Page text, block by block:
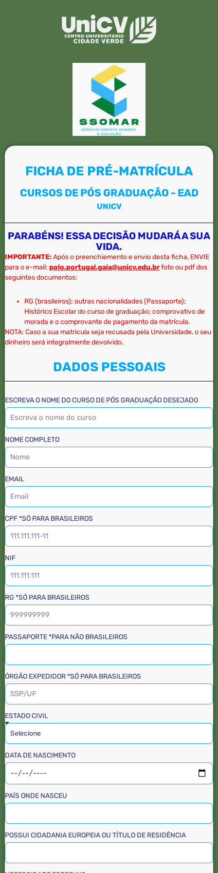
FICHA DE PRÉ-MATRÍCULA
CURSOS DE PÓS GRADUAÇÃO - EAD
UNICV
PARABÉNS! ESSA DECISÃO MUDARÁ A SUA
VIDA.
IMPORTANTE:Após o preenchiemento e envio desta ficha, ENVIE
para o e-mail: polo.portugal.gaia@unicv.edu.brfoto ou pdf dos
seguintes documentos:
RG (brasileiros); outras nacionalidades (Passaporte);
Histórico Escolar do curso de graduação; comprovativo de
morada e o comprovante de pagamento da matrícula.
NOTA: Caso a sua matricula seja recusada pela Universidade, o seu
dinheiro será integralmente devolvido.
DADOS PESSOAIS
ESCREVA O NOME DO CURSO DE PÓS GRADUAÇÃO DESEJADO
NOME COMPLETO
EMAIL
CPF *SÓ PARA BRASILEIROS
NIF
RG *SÓ PARA BRASILEIROS
PASSAPORTE *PARA NÃO BRASILEIROS
ÓRGÃO EXPEDIDOR *SÓ PARA BRASILEIROS
ESTADO CIVIL
DATA DE NASCIMENTO
PAÍS ONDE NASCEU
POSSUI CIDADANIA EUROPEIA OU TÍTULO DE RESIDÊNCIA